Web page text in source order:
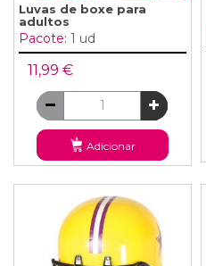
Luvas de boxe para
adultos
Pacote: 1 ud
11,99 €
Adicionar